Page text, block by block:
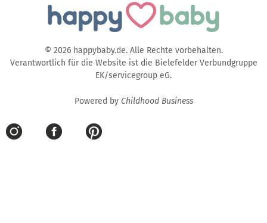
© 2026 happybaby.de. Alle Rechte vorbehalten.
Verantwortlich für die Website ist die Bielefelder Verbundgruppe
EK/servicegroup eG.
Powered by Childhood Business